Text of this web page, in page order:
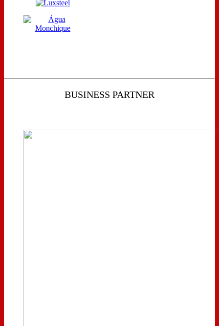
BUSINESS PARTNER